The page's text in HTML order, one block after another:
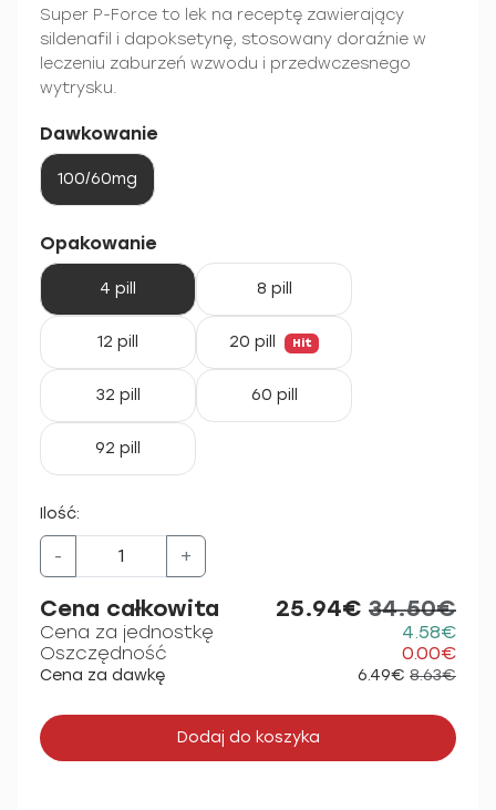
Super P-Force to lek na receptę zawierający
sildenafil i dapoksetynę, stosowany doraźnie w
leczeniu zaburzeń wzwodu i przedwczesnego
wytrysku.
Dawkowanie
100/60mg
Opakowanie
4 pill 8 pill
12 pill 20 pill Hit
32 pill 60 pill
92 pill
Ilość:
- +
Cena całkowita 25.94€ 34.50€
Cena za jednostkę
4.58€
Oszczędność
0.00€
Cena za dawkę 6.49€ 8.63€
Dodaj do koszyka